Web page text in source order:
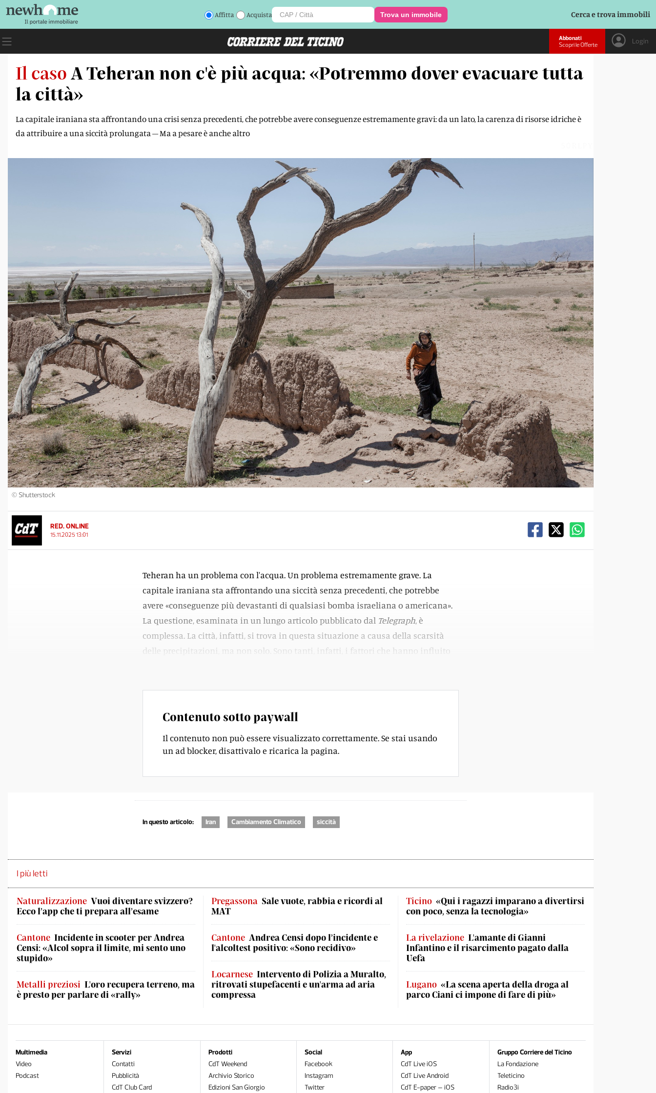
Affitta Acquista Trova un immobile Cerca e trova immobili
Abbonati
Scopri le Offerte
Login
Il caso A Teheran non c'è più acqua: «Potremmo dover evacuare tutta
la città»
La capitale iraniana sta affrontando una crisi senza precedenti, che potrebbe avere conseguenze estremamente gravi: da un lato, la carenza di risorse idriche è
da attribuire a una siccità prolungata – Ma a pesare è anche altro
© Shutterstock
RED. ONLINE
15.11.2025 13:01
Teheran ha un problema con l'acqua. Un problema estremamente grave. La
capitale iraniana sta affrontando una siccità senza precedenti, che potrebbe
avere «conseguenze più devastanti di qualsiasi bomba israeliana o americana».
La questione, esaminata in un lungo articolo pubblicato dal Telegraph, è
complessa. La città, infatti, si trova in questa situazione a causa della scarsità
delle precipitazioni, ma non solo. Sono tanti, infatti, i fattori che hanno influito
Contenuto sotto paywall
Il contenuto non può essere visualizzato correttamente. Se stai usando
un ad blocker, disattivalo e ricarica la pagina.
In questo articolo: Iran Cambiamento Climatico siccità
I più letti
Naturalizzazione Vuoi diventare svizzero?
Ecco l’app che ti prepara all’esame
Cantone Incidente in scooter per Andrea
Censi: «Alcol sopra il limite, mi sento uno
stupido»
Metalli preziosi L'oro recupera terreno, ma
è presto per parlare di «rally»
Pregassona Sale vuote, rabbia e ricordi al
MAT
Cantone Andrea Censi dopo l’incidente e
l'alcoltest positivo: «Sono recidivo»
Locarnese Intervento di Polizia a Muralto,
ritrovati stupefacenti e un'arma ad aria
compressa
Ticino «Qui i ragazzi imparano a divertirsi
con poco, senza la tecnologia»
La rivelazione L'amante di Gianni
Infantino e il risarcimento pagato dalla
Uefa
Lugano «La scena aperta della droga al
parco Ciani ci impone di fare di più»
Multimedia
Video
Podcast
Servizi
Contatti
Pubblicità
CdT Club Card
Prodotti
CdT Weekend
Archivio Storico
Edizioni San Giorgio
Social
Facebook
Instagram
Twitter
App
CdT Live iOS
CdT Live Android
CdT E-paper – iOS
Gruppo Corriere del Ticino
La Fondazione
Teleticino
Radio3i